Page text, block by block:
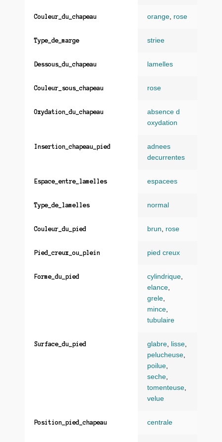
Couleur_du_chapeau orange, rose
Type_de_marge striee
Dessous_du_chapeau lamelles
Couleur_sous_chapeau rose
Oxydation_du_chapeau
absence d
oxydation
Insertion_chapeau_pied
adnees
decurrentes
Espace_entre_lamelles espacees
Type_de_lamelles normal
Couleur_du_pied brun, rose
Pied_creux_ou_plein pied creux
Forme_du_pied cylindrique,
elance,
grele,
mince,
tubulaire
Surface_du_pied glabre, lisse,
pelucheuse,
poilue,
seche,
tomenteuse,
velue
Position_pied_chapeau centrale